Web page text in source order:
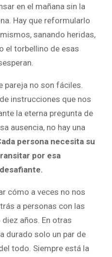
en el mañana sin la
Hay que reformularlo
sanando heridas,
el torbellino de esas
pareja no son fáciles.
instrucciones que nos
la eterna pregunta de
ausencia, no hay una
persona necesita su
por esa
cómo a veces no nos
a personas con las
años. En otras
durado solo un par de
todo. Siempre está la